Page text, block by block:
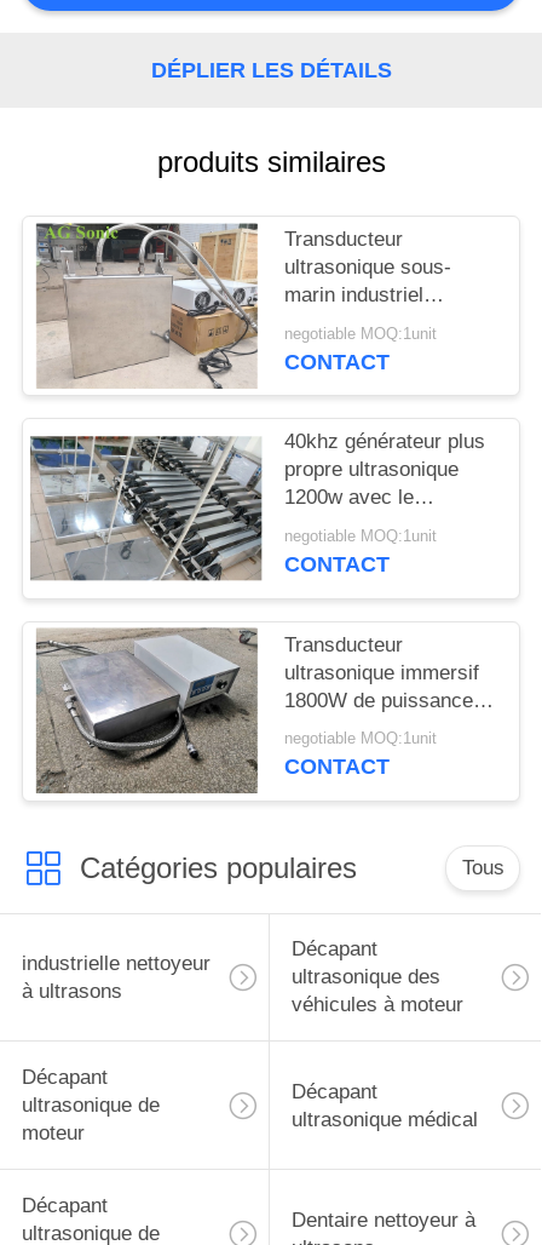
NOUVELLES
CITATION
PLAN
DU
SITE
PRIVACY
POLICY
DÉPLIER LES DÉTAILS
produits similaires
Transducteur
ultrasonique sous-
marin industriel
puissant d'immersion
de transducteur
negotiable MOQ:1unit
CONTACT
40khz générateur plus
propre ultrasonique
1200w avec le
transducteur de
nettoyage ultrasonique
negotiable MOQ:1unit
CONTACT
Transducteur
ultrasonique immersif
1800W de puissance
réglable pour de
grandes pièces de
negotiable MOQ:1unit
CONTACT
Catégories populaires Tous
industrielle nettoyeur
à ultrasons
Décapant
ultrasonique des
véhicules à moteur
Décapant
ultrasonique de
moteur
Décapant
ultrasonique médical
Décapant
ultrasonique de
Dentaire nettoyeur à